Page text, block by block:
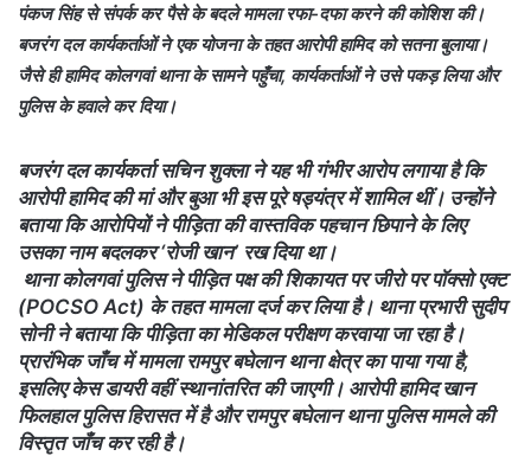
पंकज सिंह से संपर्क कर पैसे के बदले मामला रफा-दफा करने की कोशिश की।
बजरंग दल कार्यकर्ताओं ने एक योजना के तहत आरोपी हामिद को सतना बुलाया।
जैसे ही हामिद कोलगवां थाना के सामने पहुँचा, कार्यकर्ताओं ने उसे पकड़ लिया और
पुलिस के हवाले कर दिया।
बजरंग दल कार्यकर्ता सचिन शुक्ला ने यह भी गंभीर आरोप लगाया है कि
आरोपी हामिद की मां और बुआ भी इस पूरे षड्यंत्र में शामिल थीं। उन्होंने
बताया कि आरोपियों ने पीड़िता की वास्तविक पहचान छिपाने के लिए
उसका नाम बदलकर ‘रोजी खान’ रख दिया था।
थाना कोलगवां पुलिस ने पीड़ित पक्ष की शिकायत पर जीरो पर पॉक्सो एक्ट
(POCSO Act) के तहत मामला दर्ज कर लिया है। थाना प्रभारी सुदीप
सोनी ने बताया कि पीड़िता का मेडिकल परीक्षण करवाया जा रहा है।
प्रारंभिक जाँच में मामला रामपुर बघेलान थाना क्षेत्र का पाया गया है,
इसलिए केस डायरी वहीं स्थानांतरित की जाएगी। आरोपी हामिद खान
फिलहाल पुलिस हिरासत में है और रामपुर बघेलान थाना पुलिस मामले की
विस्तृत जाँच कर रही है।